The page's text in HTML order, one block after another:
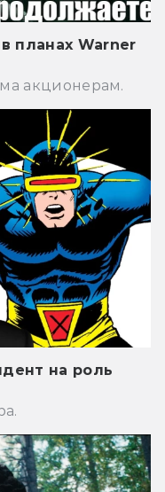
планах Warner
акционерам.
на роль